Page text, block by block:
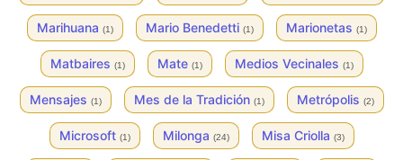
Marihuana (1) Mario Benedetti (1) Marionetas (1)
Matbaires (1) Mate (1) Medios Vecinales (1)
Mensajes (1) Mes de la Tradición (1) Metrópolis (2)
Microsoft (1) Milonga (24) Misa Criolla (3)